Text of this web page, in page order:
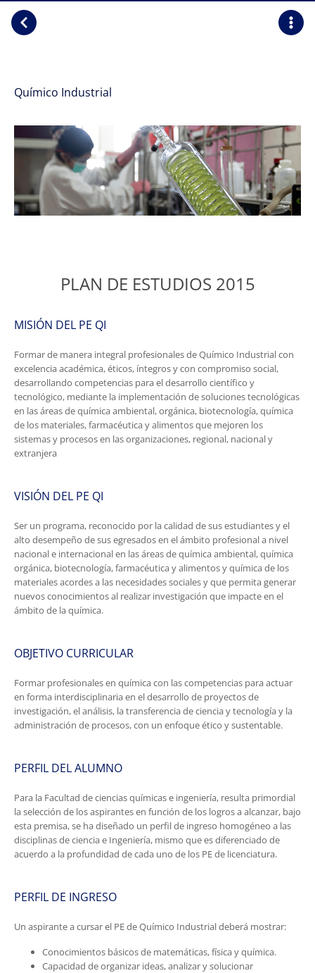
Químico Industrial
PLAN DE ESTUDIOS 2015
MISIÓN DEL PE QI
Formar de manera integral profesionales de Químico Industrial con
excelencia académica, éticos, íntegros y con compromiso social,
desarrollando competencias para el desarrollo científico y
tecnológico, mediante la implementación de soluciones tecnológicas
en las áreas de química ambiental, orgánica, biotecnología, química
de los materiales, farmacéutica y alimentos que mejoren los
sistemas y procesos en las organizaciones, regional, nacional y
extranjera
VISIÓN DEL PE QI
Ser un programa, reconocido por la calidad de sus estudiantes y el
alto desempeño de sus egresados en el ámbito profesional a nivel
nacional e internacional en las áreas de química ambiental, química
orgánica, biotecnología, farmacéutica y alimentos y química de los
materiales acordes a las necesidades sociales y que permita generar
nuevos conocimientos al realizar investigación que impacte en el
ámbito de la química.
OBJETIVO CURRICULAR
Formar profesionales en química con las competencias para actuar
en forma interdisciplinaria en el desarrollo de proyectos de
investigación, el análisis, la transferencia de ciencia y tecnología y la
administración de procesos, con un enfoque ético y sustentable.
PERFIL DEL ALUMNO
Para la Facultad de ciencias químicas e ingeniería, resulta primordial
la selección de los aspirantes en función de los logros a alcanzar, bajo
esta premisa, se ha diseñado un perfil de ingreso homogéneo a las
disciplinas de ciencia e Ingeniería, mismo que es diferenciado de
acuerdo a la profundidad de cada uno de los PE de licenciatura.
PERFIL DE INGRESO
Un aspirante a cursar el PE de Químico Industrial deberá mostrar:
Conocimientos básicos de matemáticas, física y química.
Capacidad de organizar ideas, analizar y solucionar